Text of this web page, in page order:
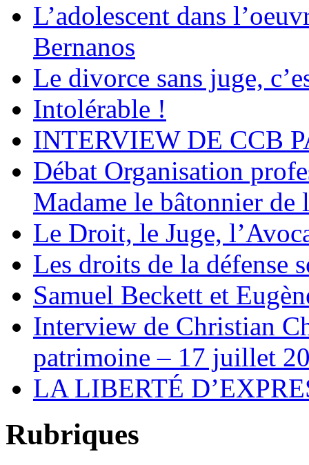
L’adolescent dans
Bernanos
Le divorce sans juge,
Intolérable !
INTERVIEW DE CCB
Débat Organisation
Madame le bâtonnier de
Le Droit, le Juge,
Les droits de la défense
Samuel Beckett et
Interview de Christian
patrimoine – 17 juillet
LA LIBERTÉ
Rubriques